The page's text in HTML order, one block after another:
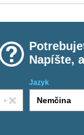
Napíšte,
Jazyk